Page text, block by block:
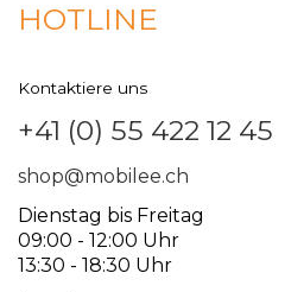
HOTLINE
Kontaktiere uns
+41 (0) 55 422 12 45
shop@mobilee.ch
Dienstag bis Freitag
09:00 - 12:00 Uhr
13:30 - 18:30 Uhr